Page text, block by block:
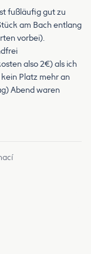
fußläufig gut zu
am Bach entlang
vorbei).
also 2€) als ich
Platz mehr an
Abend waren